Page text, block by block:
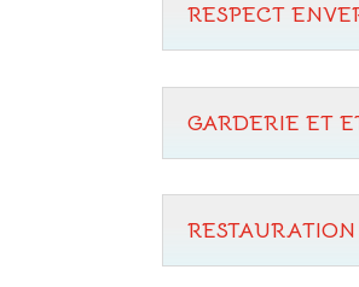
RESPECT
GARDERIE ET